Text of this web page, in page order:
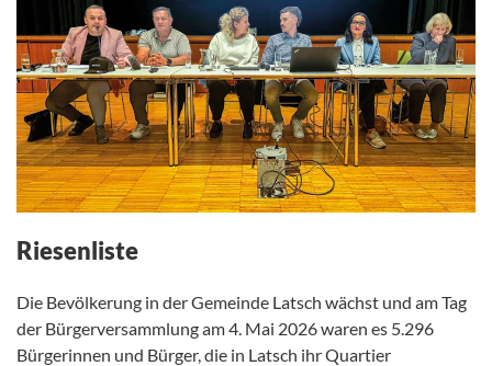
Riesenliste
Die Bevölkerung in der Gemeinde Latsch wächst und am Tag
der Bürgerversammlung am 4. Mai 2026 waren es 5.296
Bürgerinnen und Bürger, die in Latsch ihr Quartier